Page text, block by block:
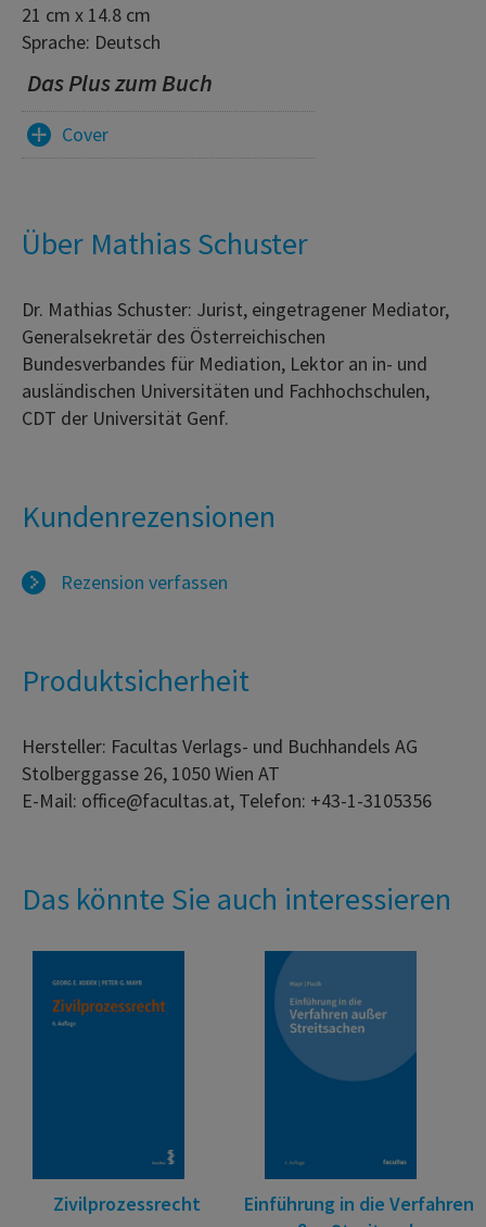
21 cm x 14.8 cm
Sprache: Deutsch
Das Plus zum Buch
Cover
Über Mathias Schuster
Dr. Mathias Schuster: Jurist, eingetragener Mediator,
Generalsekretär des Österreichischen
Bundesverbandes für Mediation, Lektor an in- und
ausländischen Universitäten und Fachhochschulen,
CDT der Universität Genf.
Kundenrezensionen
Rezension verfassen
Produktsicherheit
Hersteller: Facultas Verlags- und Buchhandels AG
Stolberggasse 26, 1050 Wien AT
E-Mail: office@facultas.at, Telefon: +43-1-3105356
Das könnte Sie auch interessieren
Zivilprozessrecht
Einführung in die Verfahren